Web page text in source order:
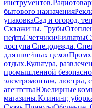
инструментов.
бытового назначения
упаковкаСад и огород,
Скважины. Трубы
нефтьСчетчикиФильтры
доступа.Спецодежда.
для швейных цехов
отдых.Культура,
промышленной
электромонтаж, люстры,
агентстваЮвелирные
магазины.Клининг,